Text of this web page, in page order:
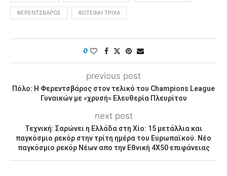
ΦΕΡΕΝΤΣΒΆΡΟΣ ΦΩΤΕΙΝΉ ΤΡΙΧΆ
0
previous post
Πόλο: Η Φερεντσβάρος στον τελικό του Champions League
Γυναικών με «χρυσή» Ελευθερία Πλευρίτου
next post
Τεχνική: Σαρώνει η Ελλάδα στη Χίο: 15 μετάλλια και
παγκόσμιο ρεκόρ στην τρίτη ημέρα του Ευρωπαϊκού. Νέο
παγκόσμιο ρεκόρ Νέων απο την Εθνική 4Χ50 επιφάνειας